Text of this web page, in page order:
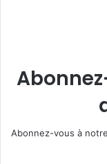
Abonnez-vous à